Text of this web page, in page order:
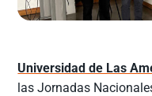
Universidad de Las
las Jornadas